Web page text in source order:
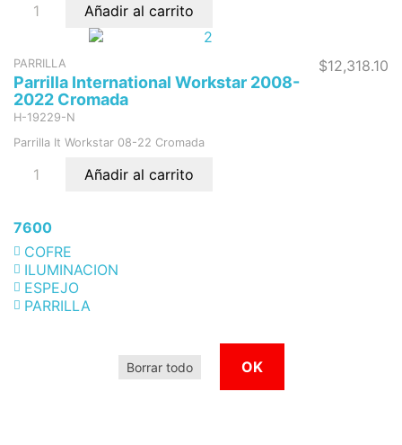
Añadir al carrito
PARRILLA
Parrilla International Workstar 2008-
2022 Cromada
H-19229-N
$12,318.10
Parrilla It Workstar 08-22 Cromada
Añadir al carrito
7600
COFRE
ILUMINACION
ESPEJO
PARRILLA
Borrar todo OK